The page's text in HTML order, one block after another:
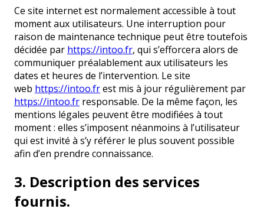
Ce site internet est normalement accessible à tout
moment aux utilisateurs. Une interruption pour
raison de maintenance technique peut être toutefois
décidée par https://intoo.fr, qui s’efforcera alors de
communiquer préalablement aux utilisateurs les
dates et heures de l’intervention. Le site
web https://intoo.frest mis à jour régulièrement par
https://intoo.fr responsable. De la même façon, les
mentions légales peuvent être modifiées à tout
moment : elles s’imposent néanmoins à l’utilisateur
qui est invité à s’y référer le plus souvent possible
afin d’en prendre connaissance.
3. Description des services
fournis.